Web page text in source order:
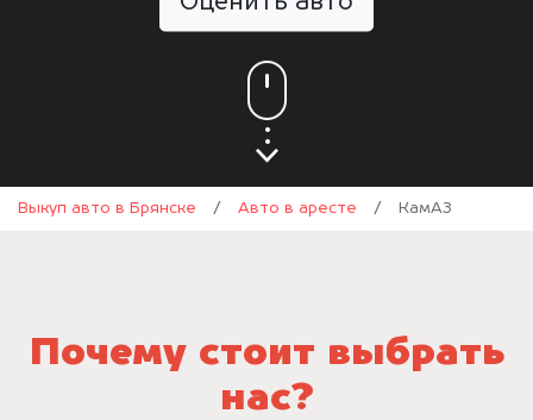
Выкуп авто в Брянске / Авто в аресте / КамАЗ
Почему стоит выбрать
нас?